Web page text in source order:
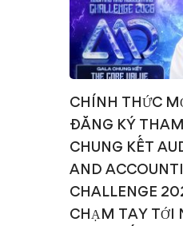
CHÍNH THỨC
ĐĂNG KÝ
CHUNG KẾT
AND
CHALLENGE
CHẠM TAY TỚI